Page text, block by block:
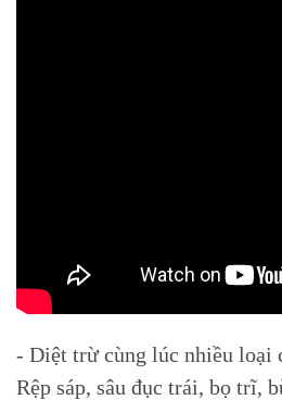
- Diệt trừ cùng lúc nhiều loại
Rệp sáp, sâu đục trái, bọ trĩ,